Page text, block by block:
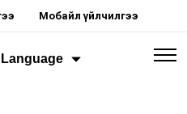
Мобайл үйлчилгээ
Language